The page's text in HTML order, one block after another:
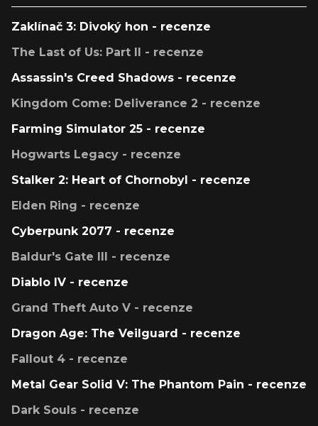
Zaklínač 3: Divoký hon - recenze
The Last of Us: Part II - recenze
Assassin's Creed Shadows - recenze
Kingdom Come: Deliverance 2 - recenze
Farming Simulator 25 - recenze
Hogwarts Legacy - recenze
Stalker 2: Heart of Chornobyl - recenze
Elden Ring - recenze
Cyberpunk 2077 - recenze
Baldur's Gate III - recenze
Diablo IV - recenze
Grand Theft Auto V - recenze
Dragon Age: The Veilguard - recenze
Fallout 4 - recenze
Metal Gear Solid V: The Phantom Pain - recenze
Dark Souls - recenze